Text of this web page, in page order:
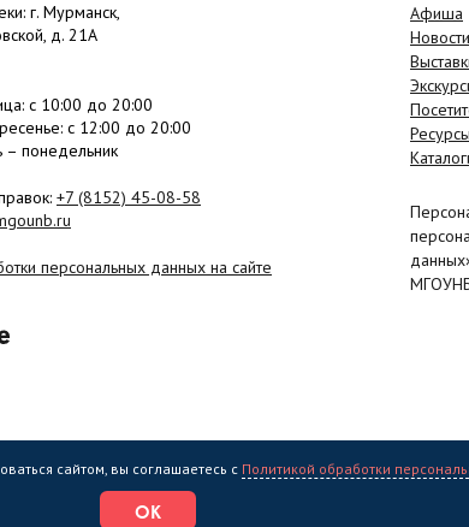
г. Мурманск,
д. 21А
: с 10:00 до 20:00
: c 12:00 до 20:00
понедельник
+7 (8152) 45-08-58
персональных данных на сайте
Афиша
Новости
Ресурсы
"Мурманская государственная областная универсальная
сайтом, вы соглашаетесь с Политикой обработки
ОК